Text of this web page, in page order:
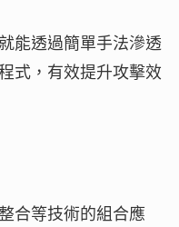
能透過簡單手法滲透
式，有效提升攻擊效
合等技術的組合應